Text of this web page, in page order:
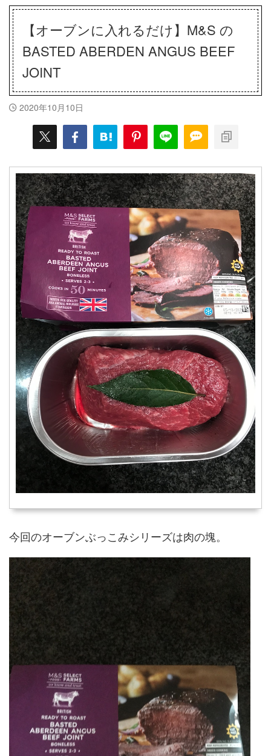
【オーブンに入れるだけ】M&S の
BASTED ABERDEN ANGUS BEEF
JOINT
2020年10月10日
今回のオーブンぶっこみシリーズは肉の塊。